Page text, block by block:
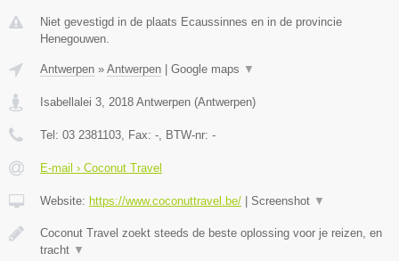
Niet gevestigd in de plaats Ecaussinnes en in de provincie
Henegouwen.
Antwerpen » Antwerpen Google maps ▼
Isabellalei 3 2018 Antwerpen (Antwerpen)
Tel: 03 2381103 , Fax: - , BTW-nr: -
E-mail › Coconut Travel
Website: https://www.coconuttravel.be/ Screenshot ▼
Coconut Travel zoekt steeds de beste oplossing voor je reizen, en
tracht ▼